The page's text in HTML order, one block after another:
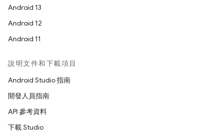
Android 13
Android 12
Android 11
說明文件和下載項目
Android Studio 指南
開發人員指南
API 參考資料
下載 Studio